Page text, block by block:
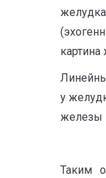
желудка
у
железы
Таким